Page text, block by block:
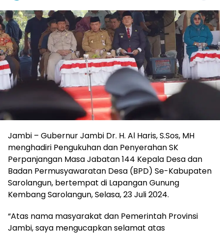
Jambi – Gubernur Jambi Dr. H. Al Haris, S.Sos, MH
menghadiri Pengukuhan dan Penyerahan SK
Perpanjangan Masa Jabatan 144 Kepala Desa dan
Badan Permusyawaratan Desa (BPD) Se-Kabupaten
Sarolangun, bertempat di Lapangan Gunung
Kembang Sarolangun, Selasa, 23 Juli 2024.
“Atas nama masyarakat dan Pemerintah Provinsi
Jambi, saya mengucapkan selamat atas